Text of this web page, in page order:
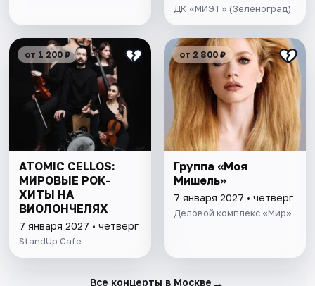
ДК «МИЭТ» (Зеленоград)
от 1 200 ₽
ATOMIC CELLOS:
МИРОВЫЕ РОК-
ХИТЫ НА
ВИОЛОНЧЕЛЯХ
7 января 2027 • четверг
StandUp Cafe
от 2 800 ₽
Группа «Моя
Мишель»
7 января 2027 • четверг
Деловой комплекс «Мир»
Все концерты в Москве →